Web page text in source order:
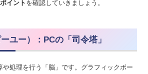
イント を確認していきましょう。
ユー）：PCの「司令塔」
や処理を行う「脳」です。グラフィックボー